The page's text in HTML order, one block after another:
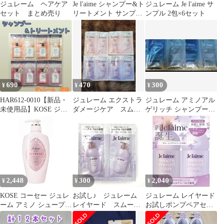
ジュレーム ヘアケア
セット まとめ売り
Je l'aime シャンプー&ト
リートメント サンプル
6種セット
ジュレーム Je l'aime サ
ンプル 2包×6セット
¥690
HAR612-0010【新品・
未使用品】KOSE ジュ
レーム シャンプー＆ト
リートメント〈つやつ
やストレート＆しっと
りストレート〉2種類ｘ
各2セット 計4回分セッ
ト （ストレート&グロ
ス）（ストレート＆リ
ッチ）リラックス ミッ
ドナイトリペア ダメー
ジ補修
¥470
ジュレーム エクストラ
ダメージケア スムー
¥300
ジュレーム アミノアル
ゲリッチ シャンプー＆
トリートメント モイ
スト＆スムース
¥ 2,448
KOSE コーセー ジュレ
ーム アミノ シュープリ
ーム シャンプー (ベル
¥300
お試し♪ ジュレーム
レイヤード スムー
ス ストレートケア
¥ 2,040
ジュレーム レイヤード
お試しポンプペアセッ
ト スムース ストレート